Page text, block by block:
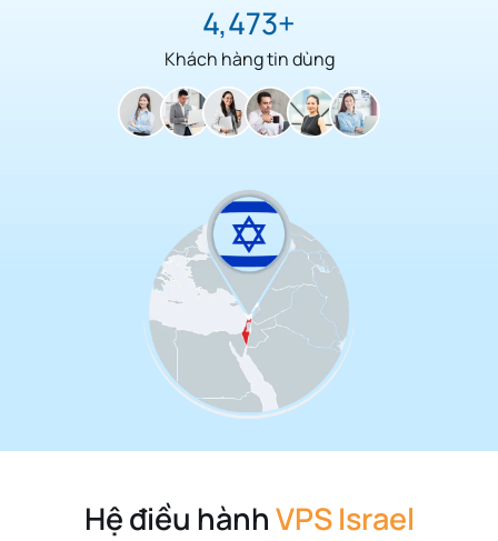
5,125
Khách hàng tin dùng
Hệ điều hànhVPS Israel